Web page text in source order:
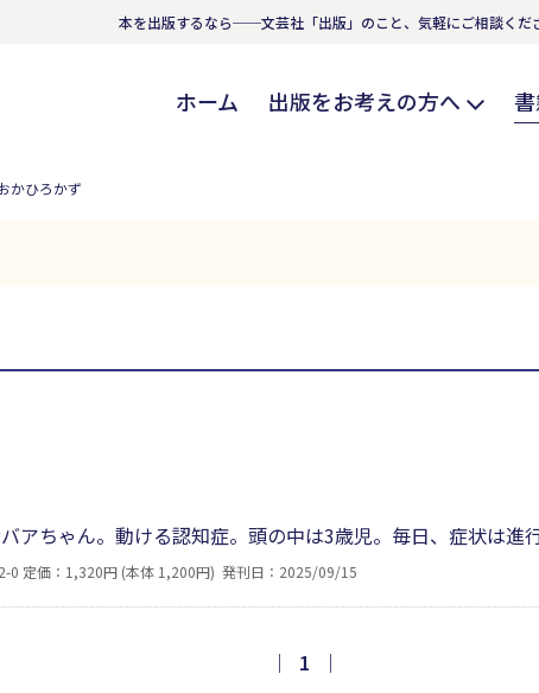
本を出版するなら──文芸社「出版」のこと、気軽にご相談くだ
ホーム 出版をお考えの方へ
かひろかず
アちゃん。動ける認知症。頭の中は3歳児。毎日、症状は進
者から余命2～3年って言われてる。心臓が悪くても、認知
くでいきましょ。生きててくれてありがとう。認知症の母
0 定価：1,320円 (本体 1,200円) 発刊日：2025/09/15
｜ 1 ｜